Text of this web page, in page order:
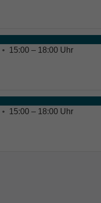
• 15:00 – 18:00 Uhr
• 15:00 – 18:00 Uhr